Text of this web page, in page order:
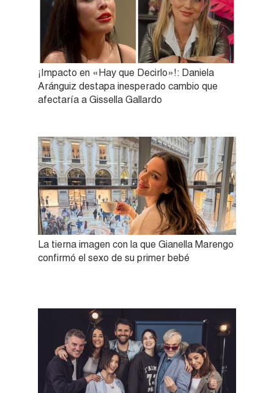
¡Impacto en «Hay que Decirlo»!: Daniela
Aránguiz destapa inesperado cambio que
afectaría a Gissella Gallardo
La tierna imagen con la que Gianella Marengo
confirmó el sexo de su primer bebé